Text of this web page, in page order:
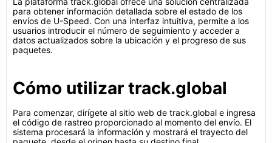
para obtener información detallada sobre el estado de los
envíos de U-Speed. Con una interfaz intuitiva, permite a los
usuarios introducir el número de seguimiento y acceder a
datos actualizados sobre la ubicación y el progreso de sus
paquetes.
Cómo utilizar track.global
Para comenzar, dirígete al sitio web de track.global e ingresa
el código de rastreo proporcionado al momento del envío. El
sistema procesará la información y mostrará el trayecto del